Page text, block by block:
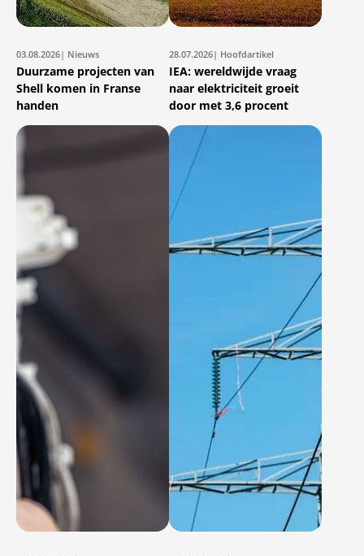
03.08.2026| Nieuws
Duurzame projecten van
Shell komen in Franse
handen
28.07.2026| Hoofdartikel
IEA: wereldwijde vraag
naar elektriciteit groeit
door met 3,6 procent